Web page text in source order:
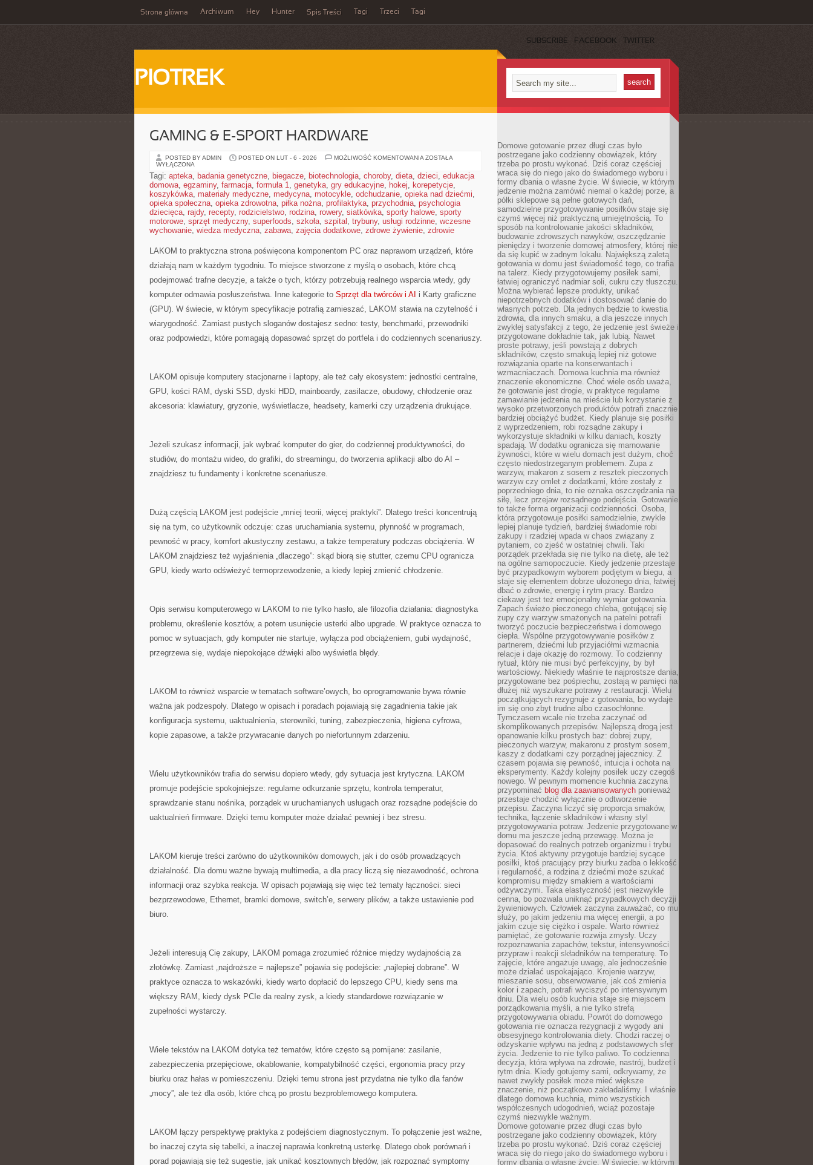
Strona główna Archiwum Hey Hunter Spis Treści Tagi Trzeci Tagi
SUBSCRIBE FACEBOOK TWITTER
PIOTREK
GAMING & E-SPORT HARDWARE
POSTED BY ADMIN POSTED ON LUT - 6 - 2026 MOŻLIWOŚĆ KOMENTOWANIA GAMING
SPORT
HARDWARE
ZOSTAŁA
WYŁĄCZONA
Tagi: apteka, badania genetyczne, biegacze, biotechnologia, choroby, dieta, dzieci, edukacja
domowa, egzaminy, farmacja, formuła 1, genetyka, gry edukacyjne, hokej, korepetycje,
koszykówka, materiały medyczne, medycyna, motocykle, odchudzanie, opieka nad dziećmi,
opieka społeczna, opieka zdrowotna, piłka nożna, profilaktyka, przychodnia, psychologia
dziecięca, rajdy, recepty, rodzicielstwo, rodzina, rowery, siatkówka, sporty halowe, sporty
motorowe, sprzęt medyczny, superfoods, szkoła, szpital , trybuny, usługi rodzinne, wczesne
wychowanie, wiedza medyczna, zabawa, zajęcia dodatkowe, zdrowe żywienie, zdrowie
LAKOM to praktyczna strona poświęcona komponentom PC oraz naprawom urządzeń, które
działają nam w każdym tygodniu. To miejsce stworzone z myślą o osobach, które chcą
podejmować trafne decyzje, a także o tych, którzy potrzebują realnego wsparcia wtedy, gdy
komputer odmawia posłuszeństwa. Inne kategorie to Sprzęt dla twórców i AI i Karty graficzne
(GPU). W świecie, w którym specyfikacje potrafią zamieszać, LAKOM stawia na czytelność i
wiarygodność. Zamiast pustych sloganów dostajesz sedno: testy, benchmarki, przewodniki
oraz podpowiedzi, które pomagają dopasować sprzęt do portfela i do codziennych scenariuszy.
LAKOM opisuje komputery stacjonarne i laptopy, ale też cały ekosystem: jednostki centralne,
GPU, kości RAM, dyski SSD, dyski HDD, mainboardy, zasilacze, obudowy, chłodzenie oraz
akcesoria: klawiatury, gryzonie, wyświetlacze, headsety, kamerki czy urządzenia drukujące.
Jeżeli szukasz informacji, jak wybrać komputer do gier, do codziennej produktywności, do
studiów, do montażu wideo, do grafiki, do streamingu, do tworzenia aplikacji albo do AI –
znajdziesz tu fundamenty i konkretne scenariusze.
Dużą częścią LAKOM jest podejście „mniej teorii, więcej praktyki”. Dlatego treści koncentrują
się na tym, co użytkownik odczuje: czas uruchamiania systemu, płynność w programach,
pewność w pracy, komfort akustyczny zestawu, a także temperatury podczas obciążenia. W
LAKOM znajdziesz też wyjaśnienia „dlaczego”: skąd biorą się stutter, czemu CPU ogranicza
GPU, kiedy warto odświeżyć termoprzewodzenie, a kiedy lepiej zmienić chłodzenie.
Opis serwisu komputerowego w LAKOM to nie tylko hasło, ale filozofia działania: diagnostyka
problemu, określenie kosztów, a potem usunięcie usterki albo upgrade. W praktyce oznacza to
pomoc w sytuacjach, gdy komputer nie startuje, wyłącza pod obciążeniem, gubi wydajność,
przegrzewa się, wydaje niepokojące dźwięki albo wyświetla błędy.
LAKOM to również wsparcie w tematach software’owych, bo oprogramowanie bywa równie
ważna jak podzespoły. Dlatego w opisach i poradach pojawiają się zagadnienia takie jak
konfiguracja systemu, uaktualnienia, sterowniki, tuning, zabezpieczenia, higiena cyfrowa,
kopie zapasowe, a także przywracanie danych po niefortunnym zdarzeniu.
Wielu użytkowników trafia do serwisu dopiero wtedy, gdy sytuacja jest krytyczna. LAKOM
promuje podejście spokojniejsze: regularne odkurzanie sprzętu, kontrola temperatur,
sprawdzanie stanu nośnika, porządek w uruchamianych usługach oraz rozsądne podejście do
uaktualnień firmware. Dzięki temu komputer może działać pewniej i bez stresu.
LAKOM kieruje treści zarówno do użytkowników domowych, jak i do osób prowadzących
działalność. Dla domu ważne bywają multimedia, a dla pracy liczą się niezawodność, ochrona
informacji oraz szybka reakcja. W opisach pojawiają się więc też tematy łączności: sieci
bezprzewodowe, Ethernet, bramki domowe, switch’e, serwery plików, a także ustawienie pod
biuro.
Jeżeli interesują Cię zakupy, LAKOM pomaga zrozumieć różnice między wydajnością za
złotówkę. Zamiast „najdroższe = najlepsze” pojawia się podejście: „najlepiej dobrane”. W
praktyce oznacza to wskazówki, kiedy warto dopłacić do lepszego CPU, kiedy sens ma
większy RAM, kiedy dysk PCIe da realny zysk, a kiedy standardowe rozwiązanie w
zupełności wystarczy.
Wiele tekstów na LAKOM dotyka też tematów, które często są pomijane: zasilanie,
zabezpieczenia przepięciowe, okablowanie, kompatybilność części, ergonomia pracy przy
biurku oraz hałas w pomieszczeniu. Dzięki temu strona jest przydatna nie tylko dla fanów
„mocy”, ale też dla osób, które chcą po prostu bezproblemowego komputera.
LAKOM łączy perspektywę praktyka z podejściem diagnostycznym. To połączenie jest ważne,
bo inaczej czyta się tabelki, a inaczej naprawia konkretną usterkę. Dlatego obok porównań i
porad pojawiają się też sugestie, jak unikać kosztownych błędów, jak rozpoznać symptomy
Domowe gotowanie przez długi czas było
postrzegane jako codzienny obowiązek, który
trzeba po prostu wykonać. Dziś coraz częściej
wraca się do niego jako do świadomego wyboru i
formy dbania o własne życie. W świecie, w którym
jedzenie można zamówić niemal o każdej porze, a
półki sklepowe są pełne gotowych dań,
samodzielne przygotowywanie posiłków staje się
czymś więcej niż praktyczną umiejętnością. To
sposób na kontrolowanie jakości składników,
budowanie zdrowszych nawyków, oszczędzanie
pieniędzy i tworzenie domowej atmosfery, której nie
da się kupić w żadnym lokalu. Największą zaletą
gotowania w domu jest świadomość tego, co trafia
na talerz. Kiedy przygotowujemy posiłek sami,
łatwiej ograniczyć nadmiar soli, cukru czy tłuszczu.
Można wybierać lepsze produkty, unikać
niepotrzebnych dodatków i dostosować danie do
własnych potrzeb. Dla jednych będzie to kwestia
zdrowia, dla innych smaku, a dla jeszcze innych
zwykłej satysfakcji z tego, że jedzenie jest świeże i
przygotowane dokładnie tak, jak lubią. Nawet
proste potrawy, jeśli powstają z dobrych
składników, często smakują lepiej niż gotowe
rozwiązania oparte na konserwantach i
wzmacniaczach. Domowa kuchnia ma również
znaczenie ekonomiczne. Choć wiele osób uważa,
że gotowanie jest drogie, w praktyce regularne
zamawianie jedzenia na mieście lub korzystanie z
wysoko przetworzonych produktów potrafi znacznie
bardziej obciążyć budżet. Kiedy planuje się posiłki
z wyprzedzeniem, robi rozsądne zakupy i
wykorzystuje składniki w kilku daniach, koszty
spadają. W dodatku ogranicza się marnowanie
żywności, które w wielu domach jest dużym, choć
często niedostrzeganym problemem. Zupa z
warzyw, makaron z sosem z resztek pieczonych
warzyw czy omlet z dodatkami, które zostały z
poprzedniego dnia, to nie oznaka oszczędzania na
siłę, lecz przejaw rozsądnego podejścia. Gotowanie
to także forma organizacji codzienności. Osoba,
która przygotowuje posiłki samodzielnie, zwykle
lepiej planuje tydzień, bardziej świadomie robi
zakupy i rzadziej wpada w chaos związany z
pytaniem, co zjeść w ostatniej chwili. Taki
porządek przekłada się nie tylko na dietę, ale też
na ogólne samopoczucie. Kiedy jedzenie przestaje
być przypadkowym wyborem podjętym w biegu, a
staje się elementem dobrze ułożonego dnia, łatwiej
dbać o zdrowie, energię i rytm pracy. Bardzo
ciekawy jest też emocjonalny wymiar gotowania.
Zapach świeżo pieczonego chleba, gotującej się
zupy czy warzyw smażonych na patelni potrafi
tworzyć poczucie bezpieczeństwa i domowego
ciepła. Wspólne przygotowywanie posiłków z
partnerem, dziećmi lub przyjaciółmi wzmacnia
relacje i daje okazję do rozmowy. To codzienny
rytuał, który nie musi być perfekcyjny, by był
wartościowy. Niekiedy właśnie te najprostsze dania,
przygotowane bez pośpiechu, zostają w pamięci na
dłużej niż wyszukane potrawy z restauracji. Wielu
początkujących rezygnuje z gotowania, bo wydaje
im się ono zbyt trudne albo czasochłonne.
Tymczasem wcale nie trzeba zaczynać od
skomplikowanych przepisów. Najlepszą drogą jest
opanowanie kilku prostych baz: dobrej zupy,
pieczonych warzyw, makaronu z prostym sosem,
kaszy z dodatkami czy porządnej jajecznicy. Z
czasem pojawia się pewność, intuicja i ochota na
eksperymenty. Każdy kolejny posiłek uczy czegoś
nowego. W pewnym momencie kuchnia zaczyna
przypominać blog dla zaawansowanych ponieważ
przestaje chodzić wyłącznie o odtworzenie
przepisu. Zaczyna liczyć się proporcja smaków,
technika, łączenie składników i własny styl
przygotowywania potraw. Jedzenie przygotowane w
domu ma jeszcze jedną przewagę. Można je
dopasować do realnych potrzeb organizmu i trybu
życia. Ktoś aktywny przygotuje bardziej sycące
posiłki, ktoś pracujący przy biurku zadba o lekkość
i regularność, a rodzina z dziećmi może szukać
kompromisu między smakiem a wartościami
odżywczymi. Taka elastyczność jest niezwykle
cenna, bo pozwala uniknąć przypadkowych decyzji
żywieniowych. Człowiek zaczyna zauważać, co mu
służy, po jakim jedzeniu ma więcej energii, a po
jakim czuje się ciężko i ospale. Warto również
pamiętać, że gotowanie rozwija zmysły. Uczy
rozpoznawania zapachów, tekstur, intensywności
przypraw i reakcji składników na temperaturę. To
zajęcie, które angażuje uwagę, ale jednocześnie
może działać uspokajająco. Krojenie warzyw,
mieszanie sosu, obserwowanie, jak coś zmienia
kolor i zapach, potrafi wyciszyć po intensywnym
dniu. Dla wielu osób kuchnia staje się miejscem
porządkowania myśli, a nie tylko strefą
przygotowywania obiadu. Powrót do domowego
gotowania nie oznacza rezygnacji z wygody ani
obsesyjnego kontrolowania diety. Chodzi raczej o
odzyskanie wpływu na jedną z podstawowych sfer
życia. Jedzenie to nie tylko paliwo. To codzienna
decyzja, która wpływa na zdrowie, nastrój, budżet i
rytm dnia. Kiedy gotujemy sami, odkrywamy, że
nawet zwykły posiłek może mieć większe
znaczenie, niż początkowo zakładaliśmy. I właśnie
dlatego domowa kuchnia, mimo wszystkich
współczesnych udogodnień, wciąż pozostaje
czymś niezwykle ważnym.
Domowe gotowanie przez długi czas było
postrzegane jako codzienny obowiązek, który
trzeba po prostu wykonać. Dziś coraz częściej
wraca się do niego jako do świadomego wyboru i
formy dbania o własne życie. W świecie, w którym